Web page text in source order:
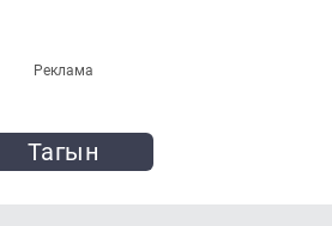
Реклама
Тагын